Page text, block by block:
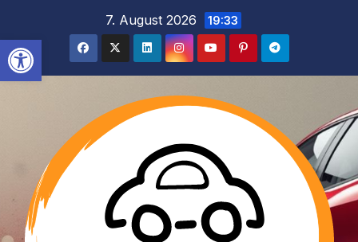
Werkzeugleiste öffnen
springen
7. August 2026 19:33